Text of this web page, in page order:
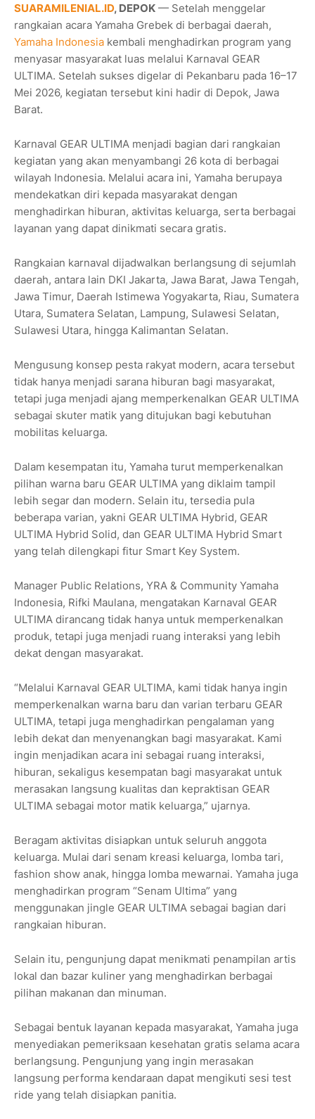
SUARAMILENIAL.ID, DEPOK — Setelah menggelar
rangkaian acara Yamaha Grebek di berbagai daerah,
Yamaha Indonesia kembali menghadirkan program yang
menyasar masyarakat luas melalui Karnaval GEAR
ULTIMA. Setelah sukses digelar di Pekanbaru pada 16–17
Mei 2026, kegiatan tersebut kini hadir di Depok, Jawa
Barat.
Karnaval GEAR ULTIMA menjadi bagian dari rangkaian
kegiatan yang akan menyambangi 26 kota di berbagai
wilayah Indonesia. Melalui acara ini, Yamaha berupaya
mendekatkan diri kepada masyarakat dengan
menghadirkan hiburan, aktivitas keluarga, serta berbagai
layanan yang dapat dinikmati secara gratis.
Rangkaian karnaval dijadwalkan berlangsung di sejumlah
daerah, antara lain DKI Jakarta, Jawa Barat, Jawa Tengah,
Jawa Timur, Daerah Istimewa Yogyakarta, Riau, Sumatera
Utara, Sumatera Selatan, Lampung, Sulawesi Selatan,
Sulawesi Utara, hingga Kalimantan Selatan.
Mengusung konsep pesta rakyat modern, acara tersebut
tidak hanya menjadi sarana hiburan bagi masyarakat,
tetapi juga menjadi ajang memperkenalkan GEAR ULTIMA
sebagai skuter matik yang ditujukan bagi kebutuhan
mobilitas keluarga.
Dalam kesempatan itu, Yamaha turut memperkenalkan
pilihan warna baru GEAR ULTIMA yang diklaim tampil
lebih segar dan modern. Selain itu, tersedia pula
beberapa varian, yakni GEAR ULTIMA Hybrid, GEAR
ULTIMA Hybrid Solid, dan GEAR ULTIMA Hybrid Smart
yang telah dilengkapi fitur Smart Key System.
Manager Public Relations, YRA & Community Yamaha
Indonesia, Rifki Maulana, mengatakan Karnaval GEAR
ULTIMA dirancang tidak hanya untuk memperkenalkan
produk, tetapi juga menjadi ruang interaksi yang lebih
dekat dengan masyarakat.
“Melalui Karnaval GEAR ULTIMA, kami tidak hanya ingin
memperkenalkan warna baru dan varian terbaru GEAR
ULTIMA, tetapi juga menghadirkan pengalaman yang
lebih dekat dan menyenangkan bagi masyarakat. Kami
ingin menjadikan acara ini sebagai ruang interaksi,
hiburan, sekaligus kesempatan bagi masyarakat untuk
merasakan langsung kualitas dan kepraktisan GEAR
ULTIMA sebagai motor matik keluarga,” ujarnya.
Beragam aktivitas disiapkan untuk seluruh anggota
keluarga. Mulai dari senam kreasi keluarga, lomba tari,
fashion show anak, hingga lomba mewarnai. Yamaha juga
menghadirkan program “Senam Ultima” yang
menggunakan jingle GEAR ULTIMA sebagai bagian dari
rangkaian hiburan.
Selain itu, pengunjung dapat menikmati penampilan artis
lokal dan bazar kuliner yang menghadirkan berbagai
pilihan makanan dan minuman.
Sebagai bentuk layanan kepada masyarakat, Yamaha juga
menyediakan pemeriksaan kesehatan gratis selama acara
berlangsung. Pengunjung yang ingin merasakan
langsung performa kendaraan dapat mengikuti sesi test
ride yang telah disiapkan panitia.